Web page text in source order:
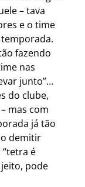
– tava
e o time
fazendo
nas
junto”…
do clube,
mas com
já tão
demitir
é
jeito, pode